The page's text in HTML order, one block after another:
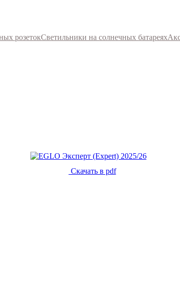
розетокСветильники на солнечных батареях
Скачать в pdf